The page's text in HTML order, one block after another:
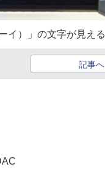
イ）」の文字が見える
記事へ